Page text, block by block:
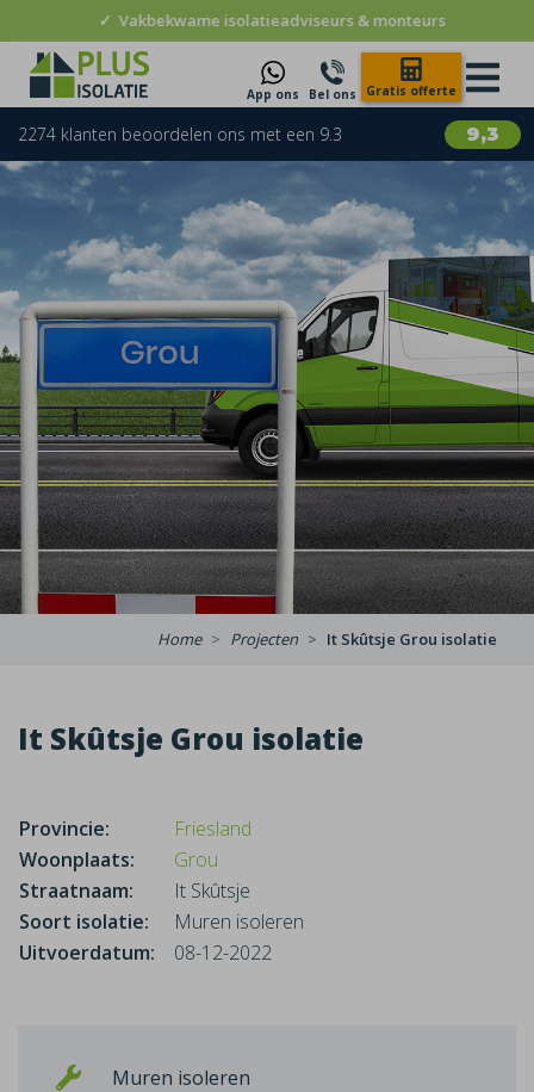
✓ Vakbekwame isolatieadviseurs & monteurs
App ons Bel ons Gratis offerte
9,3
2274 klanten beoordelen ons met een 9.3
Home Projecten It Skûtsje Grou isolatie
It Skûtsje Grou isolatie
Provincie:
Friesland
Woonplaats:
Grou
Straatnaam:
It Skûtsje
Soort isolatie:
Muren isoleren
Uitvoerdatum:
08-12-2022
Muren isoleren